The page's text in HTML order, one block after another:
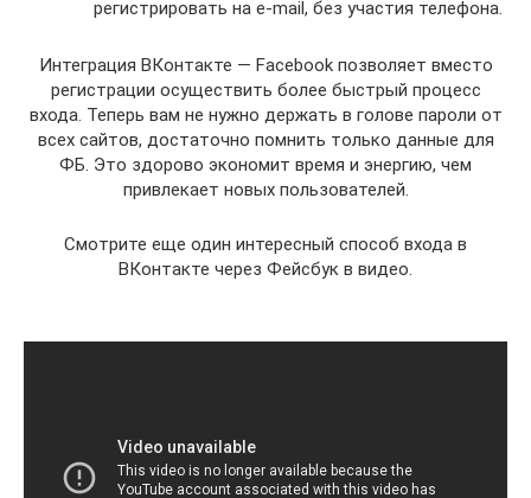
регистрировать на e-mail, без участия телефона.
Интеграция ВКонтакте — Facebook позволяет вместо
регистрации осуществить более быстрый процесс
входа. Теперь вам не нужно держать в голове пароли от
всех сайтов, достаточно помнить только данные для
ФБ. Это здорово экономит время и энергию, чем
привлекает новых пользователей.
Смотрите еще один интересный способ входа в
ВКонтакте через Фейсбук в видео.